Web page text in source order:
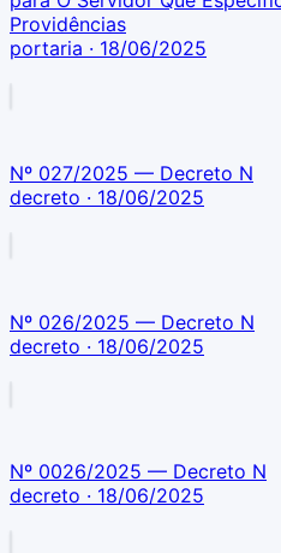
Providências
portaria · 18/06/2025
Nº 027/2025 — Decreto N
decreto · 18/06/2025
Nº 026/2025 — Decreto N
decreto · 18/06/2025
Nº 0026/2025 — Decreto N
decreto · 18/06/2025